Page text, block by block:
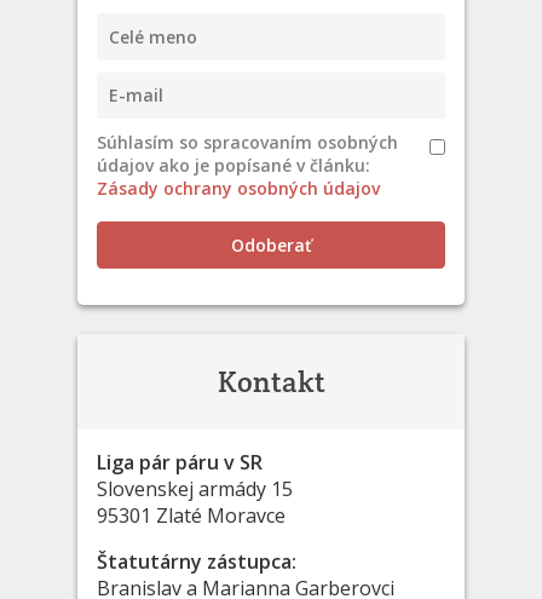
Súhlasím so spracovaním osobných
údajov ako je popísané v článku:
Zásady ochrany osobných údajov
Odoberať
Kontakt
Liga pár páru v SR
Slovenskej armády 15
95301 Zlaté Moravce
Štatutárny zástupca:
Branislav a Marianna Garberovci